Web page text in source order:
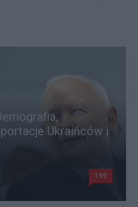
Ukraińców i
199